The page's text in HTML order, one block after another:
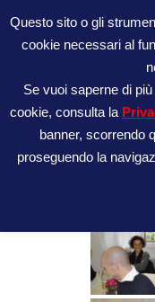
2018
Questo sito o gli
cookie necessari al
Se vuoi saperne di
cookie, consulta la
banner, scorrendo
proseguendo la